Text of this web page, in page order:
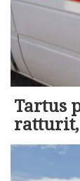
Tartus
ratturit,